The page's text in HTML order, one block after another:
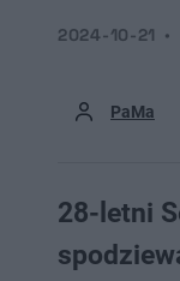
PaMa
2024-10-21
28-letni